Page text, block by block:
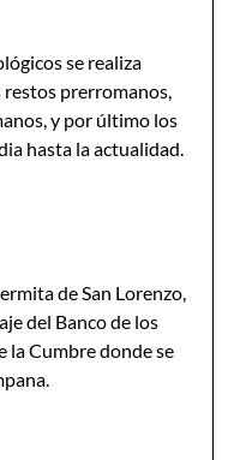
se realiza
prerromanos,
y por último los
hasta la actualidad.
de San Lorenzo,
del Banco de los
la Cumbre donde se